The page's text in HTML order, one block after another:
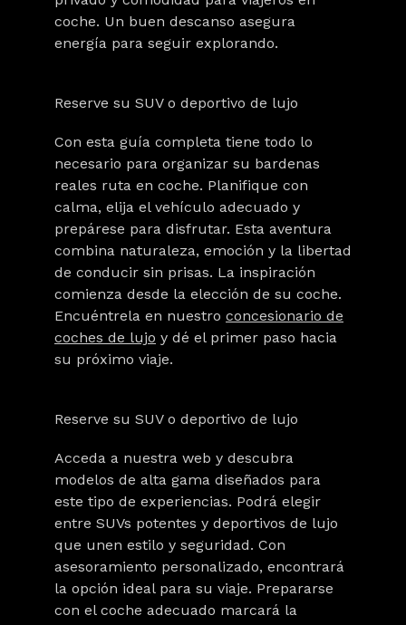
coche. Un buen descanso asegura
energía para seguir explorando.
Reserve su SUV o deportivo de lujo
Con esta guía completa tiene todo lo
necesario para organizar su bardenas
reales ruta en coche. Planifique con
calma, elija el vehículo adecuado y
prepárese para disfrutar. Esta aventura
combina naturaleza, emoción y la libertad
de conducir sin prisas. La inspiración
comienza desde la elección de su coche.
Encuéntrela en nuestro concesionario de
coches de lujo y dé el primer paso hacia
su próximo viaje.
Reserve su SUV o deportivo de lujo
Acceda a nuestra web y descubra
modelos de alta gama diseñados para
este tipo de experiencias. Podrá elegir
entre SUVs potentes y deportivos de lujo
que unen estilo y seguridad. Con
asesoramiento personalizado, encontrará
la opción ideal para su viaje. Prepararse
con el coche adecuado marcará la